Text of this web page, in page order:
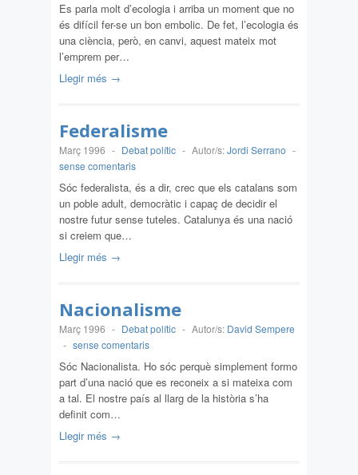
Es parla molt d’ecologia i arriba un moment que no
és difícil fer-se un bon embolic. De fet, l’ecologia és
una ciència, però, en canvi, aquest mateix mot
l’emprem per…
Llegir més →
Federalisme
Març 1996 - Debat polític - Autor/s:Jordi Serrano -
sense comentaris
Sóc federalista, és a dir, crec que els catalans som
un poble adult, democràtic i capaç de decidir el
nostre futur sense tuteles. Catalunya és una nació
si creiem que…
Llegir més →
Nacionalisme
Març 1996 - Debat polític - Autor/s: David Sempere
- sense comentaris
Sóc Nacionalista. Ho sóc perquè simplement formo
part d’una nació que es reconeix a si mateixa com
a tal. El nostre país al llarg de la història s’ha
definit com…
Llegir més →